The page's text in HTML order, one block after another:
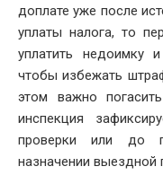
доплате уже после
уплаты налога, то
уплатить недоимку
чтобы избежать
этом важно
инспекция
проверки или до
назначении выездной